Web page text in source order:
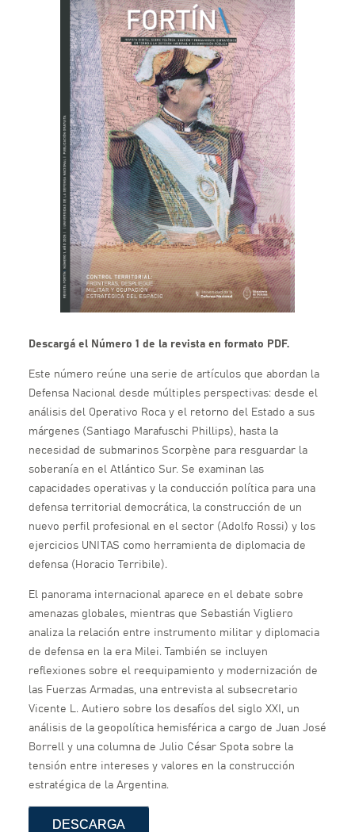
Descargá el Número 1 de la revista en formato PDF.
Este número reúne una serie de artículos que abordan la
Defensa Nacional desde múltiples perspectivas: desde el
análisis del Operativo Roca y el retorno del Estado a sus
márgenes (Santiago Marafuschi Phillips), hasta la
necesidad de submarinos Scorpène para resguardar la
soberanía en el Atlántico Sur. Se examinan las
capacidades operativas y la conducción política para una
defensa territorial democrática, la construcción de un
nuevo perfil profesional en el sector (Adolfo Rossi) y los
ejercicios UNITAS como herramienta de diplomacia de
defensa (Horacio Terribile).
El panorama internacional aparece en el debate sobre
amenazas globales, mientras que Sebastián Vigliero
analiza la relación entre instrumento militar y diplomacia
de defensa en la era Milei. También se incluyen
reflexiones sobre el reequipamiento y modernización de
las Fuerzas Armadas, una entrevista al subsecretario
Vicente L. Autiero sobre los desafíos del siglo XXI, un
análisis de la geopolítica hemisférica a cargo de Juan José
Borrell y una columna de Julio César Spota sobre la
tensión entre intereses y valores en la construcción
estratégica de la Argentina.
DESCARGA